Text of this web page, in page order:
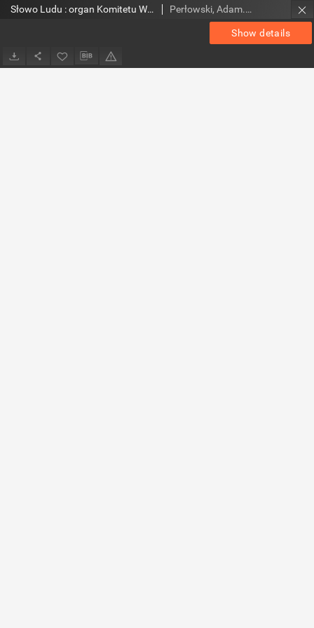
Show details
Słowo Ludu : organ Komitetu Wojewódzkiego Polskiej Zjednoczonej Partii Robotniczej, 1957, R.9, nr 261 Perłowski, Adam. Red.